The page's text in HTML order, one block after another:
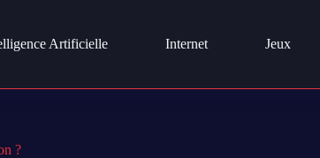
Artificielle Internet Jeux
?